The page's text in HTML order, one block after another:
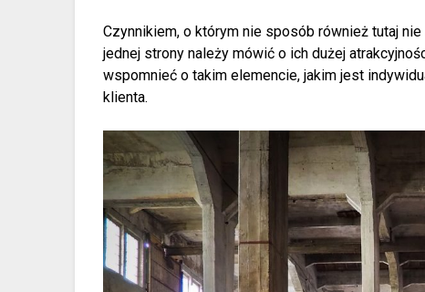
Czynnikiem, o którym nie sposób również tutaj
jednej strony należy mówić o ich dużej
wspomnieć o takim elemencie, jakim jest
klienta.